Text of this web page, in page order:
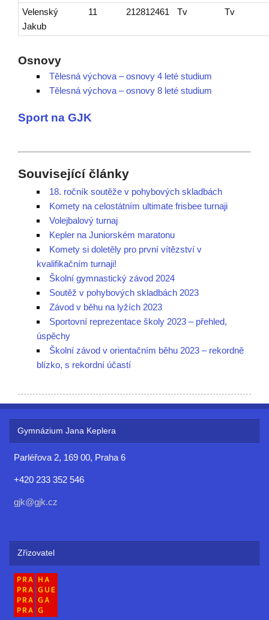
Velenský
Jakub
11 212812461 Tv Tv
Osnovy
Tělesná výchova – osnovy 4 leté studium
Tělesná výchova – osnovy 8 leté studium
Sport na GJK
Související články
18. ročník soutěže v pohybových skladbách
Komety na celostátním ultimate frisbee turnaji
Volejbalový turnaj
Kepler na Juniorském maratonu
Komety si doletěly pro první vítězství v
kvalifikačním turnaji!
Školní gymnastický závod 2024
Soutěž v pohybových skladbách 2023
Závod v běhu na lyžích 2023
Sportovní reprezentace školy 2023 – přehled,
úspěchy
Školní závod v orientačním běhu 2023 – rekordně
blízko, s rekordní účastí
Gymnázium Jana Keplera
Parléřova 2, 169 00, Praha 6
+420 233 352 546
gjk@gjk.cz
Zřizovatel